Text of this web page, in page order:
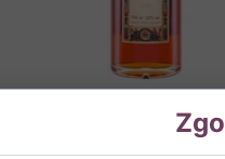
Nalewka Staropolska